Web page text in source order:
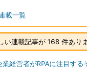
載一覧
い連載記事が 168 件あり
業経営者がRPAに注目する